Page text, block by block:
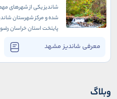
معرفی شاندیز مشهد
شاندیز یکی از شهرهای
شده و مرکز شهرستان
پایتخت استان خراسان
می‌شود، نزدیک به شاندیز
وبلاگ